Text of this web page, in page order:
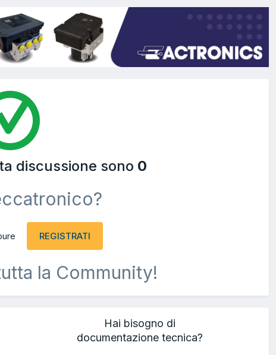
discussione sono 0
REGISTRATI
la Community!
Hai bisogno di
documentazione tecnica?